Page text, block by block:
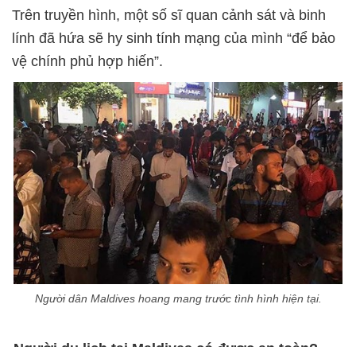
Trên truyền hình, một số sĩ quan cảnh sát và binh
lính đã hứa sẽ hy sinh tính mạng của mình “để bảo
vệ chính phủ hợp hiến”.
Người dân Maldives hoang mang trước tình hình hiện tại.